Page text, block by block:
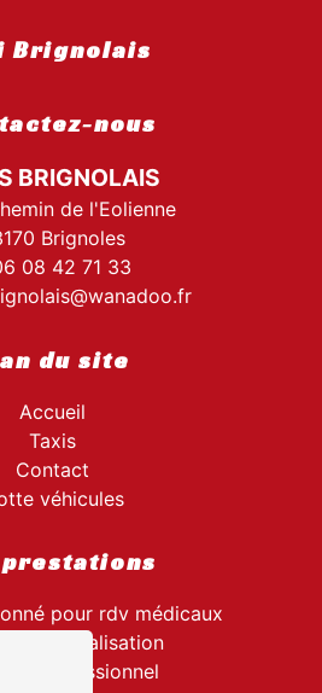
Brignolais
nous
BRIGNOLAIS
de l'Eolienne
Brignoles
08 42 71 33
du site
Accueil
Taxis
Contact
véhicules
prestations
pour rdv médicaux
hospitalisation
professionnel